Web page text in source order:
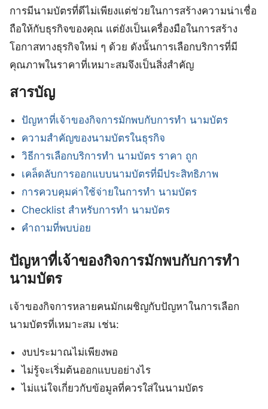
การมีนามบัตรที่ดีไม่เพียงแต่ช่วยในการสร้างความน่าเชื่อ
ถือให้กับธุรกิจของคุณ แต่ยังเป็นเครื่องมือในการสร้าง
โอกาสทางธุรกิจใหม่ ๆ ด้วย ดังนั้นการเลือกบริการที่มี
คุณภาพในราคาที่เหมาะสมจึงเป็นสิ่งสำคัญ
สารบัญ
ปัญหาที่เจ้าของกิจการมักพบกับการทำ นามบัตร
ความสำคัญของนามบัตรในธุรกิจ
วิธีการเลือกบริการทำ นามบัตร ราคา ถูก
เคล็ดลับการออกแบบนามบัตรที่มีประสิทธิภาพ
การควบคุมค่าใช้จ่ายในการทำ นามบัตร
Checklist สำหรับการทำ นามบัตร
คำถามที่พบบ่อย
ปัญหาที่เจ้าของกิจการมักพบกับการทำ
นามบัตร
เจ้าของกิจการหลายคนมักเผชิญกับปัญหาในการเลือก
นามบัตรที่เหมาะสม เช่น:
งบประมาณไม่เพียงพอ
ไม่รู้จะเริ่มต้นออกแบบอย่างไร
ไม่แน่ใจเกี่ยวกับข้อมูลที่ควรใส่ในนามบัตร